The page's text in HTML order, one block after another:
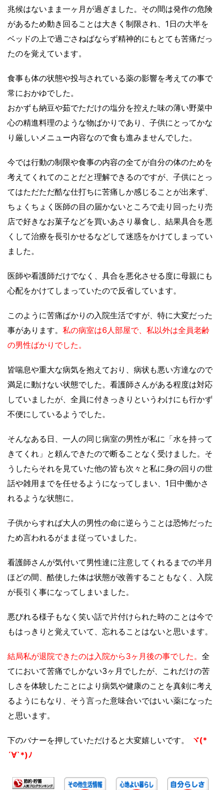
兆候はないまま一ヶ月が過ぎました。その間は発作の危険
があるため動き回ることは大きく制限され、1日の大半を
ベッドの上で過ごさねばならず精神的にもとても苦痛だっ
たのを覚えています。
食事も体の状態や投与されている薬の影響を考えての事で
常におかゆでした。
おかずも納豆や茹でただけの塩分を控えた味の薄い野菜中
心の精進料理のような物ばかりであり、子供にとってかな
り厳しいメニュー内容なので食も進みませんでした。
今では行動の制限や食事の内容の全てが自分の体のためを
考えてくれてのことだと理解できるのですが、子供にとっ
てはただただ酷な仕打ちに苦痛しか感じることが出来ず、
ちょくちょく医師の目の届かないところで走り回ったり 売
店で好きなお菓子などを買いあさり暴食し、結果具合を悪
くして治療を長引かせるなどして迷惑をかけてしまってい
ました。
医師や看護師だけでなく、具合を悪化させる度に母親にも
心配をかけてしまっていたので反省しています。
このように苦痛ばかりの入院生活ですが、特に大変だった
事があります。 私の病室は6人部屋で、私以外は全員老齢
の男性ばかりでした。
皆喘息や重大な病気を抱えており、病状も悪い方達なので
満足に動けない状態でした。看護師さんがある程度は対応
していましたが、全員に付きっきりというわけにも行かず
不便にしているようでした。
そんなある日、一人の同じ病室の男性が私に「水を持って
きてくれ」と頼んできたので断ることなく受けました。そ
うしたらそれを見ていた他の皆も次々と私に身の回りの世
話や雑用までを任せるようになってしまい、1日中働かさ
れるような状態に。
子供からすれば大人の男性の命に逆らうことは恐怖だった
ため言われるがまま従っていました。
看護師さんが気付いて男性達に注意してくれるまでの半月
ほどの間、酷使した体は状態が改善することもなく、入院
が長引く事になってしまいました。
悪びれる様子もなく笑い話で片付けられた時のことは今で
もはっきりと覚えていて、忘れることはないと思います。
結局私が退院できたのは入院から3ヶ月後の事でした。 全
てにおいて苦痛でしかない3ヶ月でしたが、これだけの苦
しさを体験したことにより 病気や健康のことを真剣に考え
るようにもなり、そう言った意味合いではいい薬になった
と思います。
下のバナーを押していただけると大変嬉しいです。
ヾ(*
´∀`*)ﾉ